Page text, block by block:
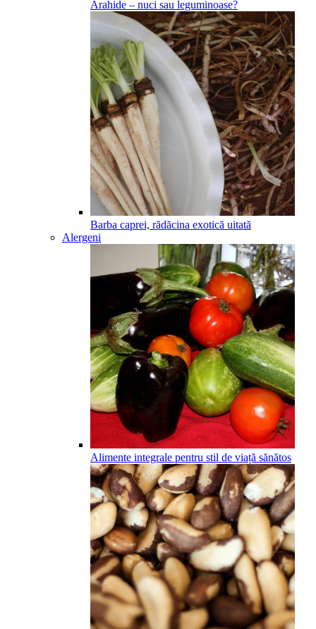
Arahide – nuci sau leguminoase?
Barba caprei, rădăcina exotică uitată
Alergeni
Alimente integrale pentru stil de viață sănătos